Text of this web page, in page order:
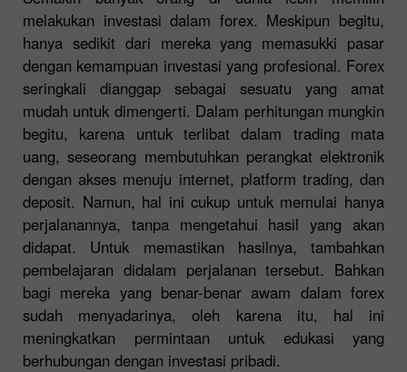
melakukan investasi dalam forex. Meskipun begitu,
hanya sedikit dari mereka yang memasukki pasar
dengan kemampuan investasi yang profesional. Forex
seringkali dianggap sebagai sesuatu yang amat
mudah untuk dimengerti. Dalam perhitungan mungkin
begitu, karena untuk terlibat dalam trading mata
uang, seseorang membutuhkan perangkat elektronik
dengan akses menuju internet, platform trading, dan
deposit. Namun, hal ini cukup untuk memulai hanya
perjalanannya, tanpa mengetahui hasil yang akan
didapat. Untuk memastikan hasilnya, tambahkan
pembelajaran didalam perjalanan tersebut. Bahkan
bagi mereka yang benar-benar awam dalam forex
sudah menyadarinya, oleh karena itu, hal ini
meningkatkan permintaan untuk edukasi yang
berhubungan dengan investasi pribadi.